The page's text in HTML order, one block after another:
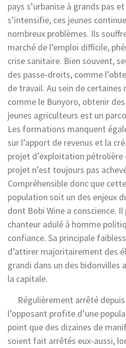
pays s’urbanise à grands pas
s’intensifie, ces jeunes
nombreux problèmes. Ils
marché de l’emploi difficile,
crise sanitaire. Bien souvent,
des passe-droits, comme
de travail. Au sein de certaines
comme le Bunyoro, obtenir
jeunes agriculteurs est un
Les formations manquent
sur l’apport de revenus et la
projet d’exploitation pétrolière
projet n’est toujours pas
Compréhensible donc que
population soit un des enjeux
dont Bobi Wine a conscience.
chanteur adulé à homme
confiance. Sa principale
d’attirer majoritairement des
grandi dans un des bidonvilles
la capitale.
Régulièrement arrêté depuis
l’opposant profite d’une
point que des dizaines de
soient fait arrêtés eux-aussi,